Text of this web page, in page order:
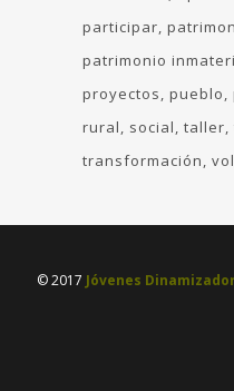
participar
patrimonio
proyectos pueblo
rural
social taller
transformación
© 2017 Jóvenes